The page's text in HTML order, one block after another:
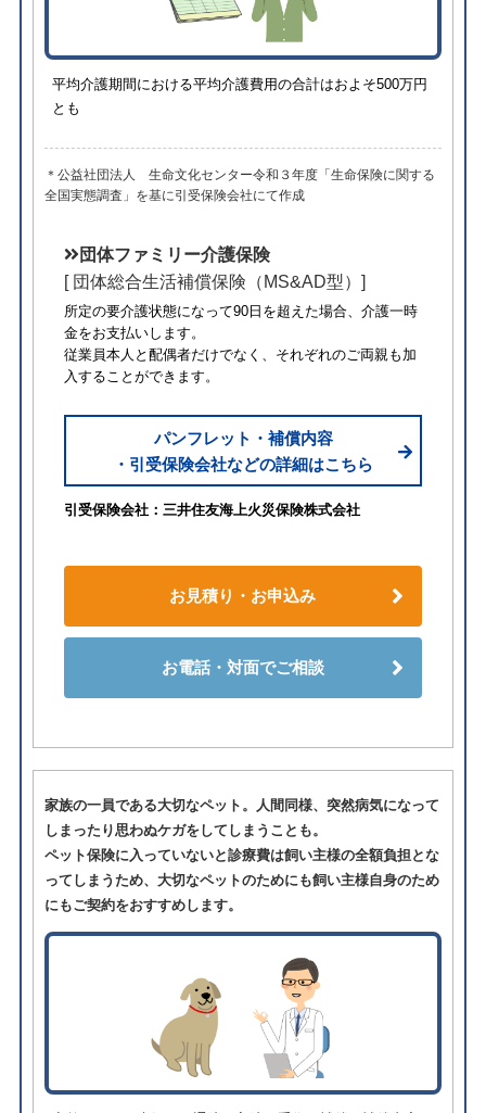
平均介護期間における平均介護費用の合計はおよそ500万円
とも
＊公益社団法人 生命文化センター令和３年度「生命保険に関する
全国実態調査」を基に引受保険会社にて作成
団体ファミリー介護保険
[ 団体総合生活補償保険（MS&AD型）]
所定の要介護状態になって90日を超えた場合、介護一時
金をお支払いします。
従業員本人と配偶者だけでなく、それぞれのご両親も加
入することができます。
パンフレット・補償内容
・引受保険会社などの詳細はこちら
引受保険会社：三井住友海上火災保険株式会社
お見積り・お申込み
お電話・対面でご相談
家族の一員である大切なペット。人間同様、突然病気になって
しまったり思わぬケガをしてしまうことも。
ペット保険に入っていないと診療費は飼い主様の全額負担とな
ってしまうため、大切なペットのためにも飼い主様自身のため
にもご契約をおすすめします。